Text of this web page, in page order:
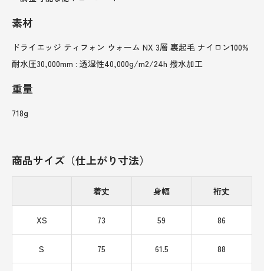
素材
ドライエッジ ティフォン ウォーム NX 3層 裏起毛 ナイロン100%
耐水圧30,000mm : 透湿性40,000g/m2/24h 撥水加工
重量
718g
商品サイズ（仕上がり寸法）
着丈 身幅 裄丈
XS 73 59 86
S 75 61.5 88